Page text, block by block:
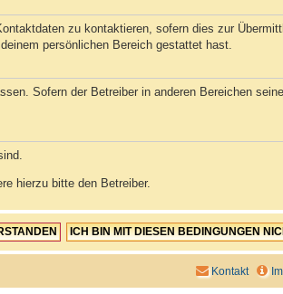
zu kontaktieren, sofern dies zur
persönlichen Bereich gestattet hast.
Sofern der Betreiber in anderen Bereichen
hierzu bitte den Betreiber.
Kontakt